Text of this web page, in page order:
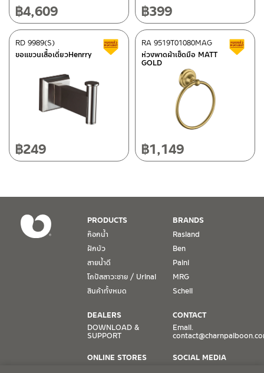
โทร: 02-358-0080 / 080-075-8668 / 091-545-0556
ศูนย์บริการและอะไหล่ เชียงใหม่
118/33 โครงการอรสิริน ม.8 ต.สันปูเลย อ.ดอยสะเก็ด เชียงใหม่
โทร: 080-075-2626
วันจันทร์ – วันศุกร์ เวลา 8:30-17:30 น.
วันเสาร์ เวลา 8:30-15:00 น.
1. การรับประกัน จะต้องมีหลักฐานการซื้อ หรือ ใบเสร็จ โดยทางบริษัทฯ
ขอตรวจสอบโดยนับวันซื้อขายเป็นสำคัญ ทางบริษัทฯ ไม่สามารถให้
เงื่อนไขการรับประกันสินค้าได้ หากไม่มีเอกสารดังกล่าว
2. การรับประกันสินค้า จะรับประกันฉพาะสินค้าที่อยู่ในสภาพการใช้งาน
ปกติ หากมีตำหนิ ชำรุด ร้าว ตกพื้น หรือสภาพภายนอกอยู่ในสภาพที่ใช้
3. การรับประกันสินค้า จะรับประกันเฉพาะชิ้นส่วนที่แจ้ง เช่น ก๊อกน้ำ จะ
รับประกันเฉพาะวาล์วก๊อกน้ำไม่รั่วซึม ดังนั้นการรับประกันจะเป็นการ
เปลี่ยนเฉพาะชิ้นส่วนที่รับประกันนั้นๆ
ติดต่อ ชาญไพบูลย์ / Contact Us
฿4,609 ฿399
ขอแขวนเสื้อเดี่ยวHenrry
RD 9989(S) สินค้าลดราคา เคลียร์สต็อก
฿249
ห่วงพาดผ้าเช็ดมือ MATT
GOLD
RA 9519T01080MAG
฿1,149
PRODUCTS
ก๊อกน้ำ
ฝักบัว
สายน้ำดี
โถปัสสาวะชาย / Urinal
สินค้าทั้งหมด
BRANDS
Rasland
Ben
Paini
MRG
Schell
DEALERS
DOWNLOAD &
SUPPORT
ONLINE STORES
CONTACT
Email.
SOCIAL MEDIA